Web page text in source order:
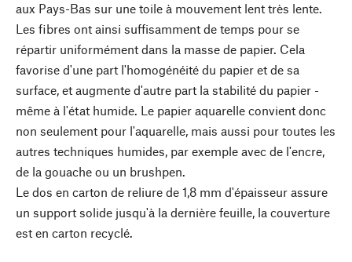
aux Pays-Bas sur une toile à mouvement lent très lente.
Les fibres ont ainsi suffisamment de temps pour se
répartir uniformément dans la masse de papier. Cela
favorise d'une part l'homogénéité du papier et de sa
surface, et augmente d'autre part la stabilité du papier -
même à l'état humide. Le papier aquarelle convient donc
non seulement pour l'aquarelle, mais aussi pour toutes les
autres techniques humides, par exemple avec de l'encre,
de la gouache ou un brushpen.
Le dos en carton de reliure de 1,8 mm d'épaisseur assure
un support solide jusqu'à la dernière feuille, la couverture
est en carton recyclé.